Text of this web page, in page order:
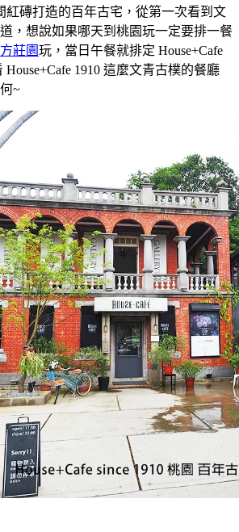
紅磚打造的百年古宅，從第一次看到文
，想說如果哪天到桃園玩一定要排一餐
莊園玩，當日午餐就排定 House+Cafe
House+Cafe 1910 這麼文青古樸的餐廳
~